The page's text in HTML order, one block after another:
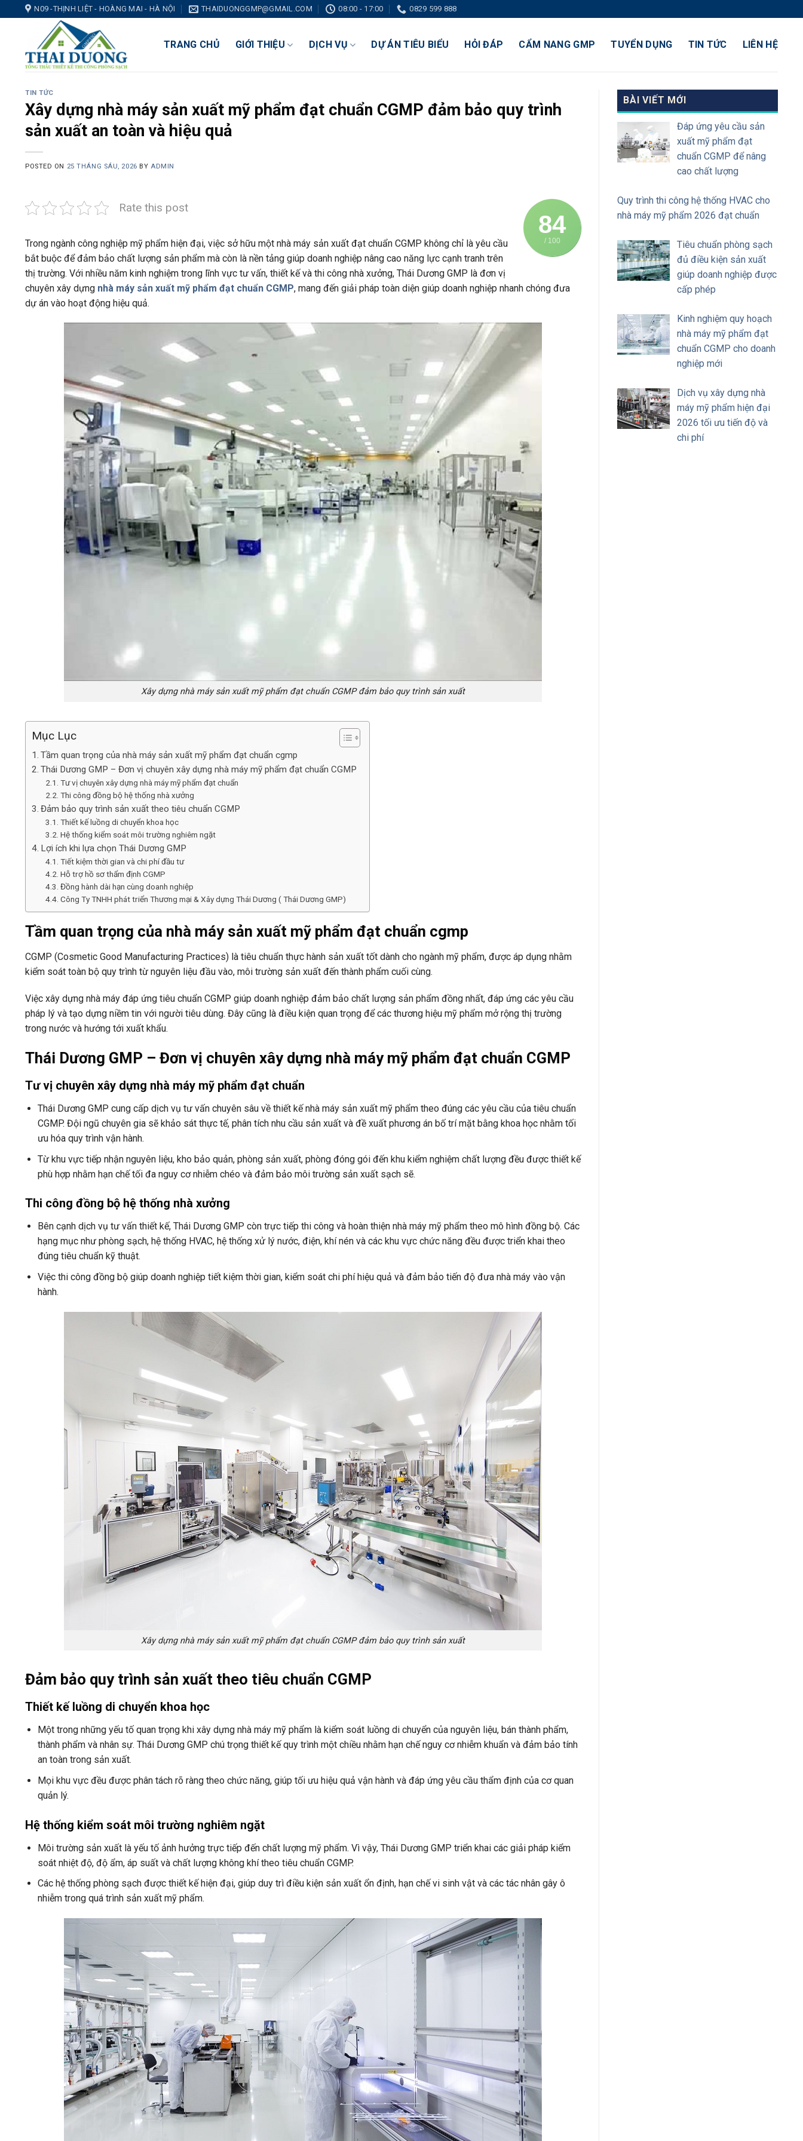
N09 -THỊNH LIỆT - HOÀNG MAI - HÀ NỘI THAIDUONGGMP@GMAIL.COM 08:00 - 17:00 0829 599 888
TRANG CHỦ GIỚI THIỆU DỊCH VỤ DỰ ÁN TIÊU BIỂU HỎI ĐÁP CẨM NANG GMP TUYỂN DỤNG TIN TỨC LIÊN HỆ
TIN TỨC
Xây dựng nhà máy sản xuất mỹ phẩm đạt chuẩn CGMP đảm bảo quy trình
sản xuất an toàn và hiệu quả
POSTED ON 25 THÁNG SÁU, 2026 BY ADMIN
84
/ 100
Rate this post
Trong ngành công nghiệp mỹ phẩm hiện đại, việc sở hữu một nhà máy sản xuất đạt chuẩn CGMP không chỉ là yêu cầu
bắt buộc để đảm bảo chất lượng sản phẩm mà còn là nền tảng giúp doanh nghiệp nâng cao năng lực cạnh tranh trên
thị trường. Với nhiều năm kinh nghiệm trong lĩnh vực tư vấn, thiết kế và thi công nhà xưởng, Thái Dương GMP là đơn vị
chuyên xây dựng nhà máy sản xuất mỹ phẩm đạt chuẩn CGMP, mang đến giải pháp toàn diện giúp doanh nghiệp nhanh chóng đưa
dự án vào hoạt động hiệu quả.
Xây dựng nhà máy sản xuất mỹ phẩm đạt chuẩn CGMP đảm bảo quy trình sản xuất
Mục Lục
Tầm quan trọng của nhà máy sản xuất mỹ phẩm đạt chuẩn cgmp
Thái Dương GMP – Đơn vị chuyên xây dựng nhà máy mỹ phẩm đạt chuẩn CGMP
Tư vị chuyên xây dựng nhà máy mỹ phẩm đạt chuẩn
Thi công đồng bộ hệ thống nhà xưởng
Đảm bảo quy trình sản xuất theo tiêu chuẩn CGMP
Thiết kế luồng di chuyển khoa học
Hệ thống kiểm soát môi trường nghiêm ngặt
Lợi ích khi lựa chọn Thái Dương GMP
Tiết kiệm thời gian và chi phí đầu tư
Hỗ trợ hồ sơ thẩm định CGMP
Đồng hành dài hạn cùng doanh nghiệp
Công Ty TNHH phát triển Thương mại & Xây dựng Thái Dương ( Thái Dương GMP)
Tầm quan trọng của nhà máy sản xuất mỹ phẩm đạt chuẩn cgmp
CGMP (Cosmetic Good Manufacturing Practices) là tiêu chuẩn thực hành sản xuất tốt dành cho ngành mỹ phẩm, được áp dụng nhằm
kiểm soát toàn bộ quy trình từ nguyên liệu đầu vào, môi trường sản xuất đến thành phẩm cuối cùng.
Việc xây dựng nhà máy đáp ứng tiêu chuẩn CGMP giúp doanh nghiệp đảm bảo chất lượng sản phẩm đồng nhất, đáp ứng các yêu cầu
pháp lý và tạo dựng niềm tin với người tiêu dùng. Đây cũng là điều kiện quan trọng để các thương hiệu mỹ phẩm mở rộng thị trường
trong nước và hướng tới xuất khẩu.
Thái Dương GMP – Đơn vị chuyên xây dựng nhà máy mỹ phẩm đạt chuẩn CGMP
Tư vị chuyên xây dựng nhà máy mỹ phẩm đạt chuẩn
Thái Dương GMP cung cấp dịch vụ tư vấn chuyên sâu về thiết kế nhà máy sản xuất mỹ phẩm theo đúng các yêu cầu của tiêu chuẩn
CGMP. Đội ngũ chuyên gia sẽ khảo sát thực tế, phân tích nhu cầu sản xuất và đề xuất phương án bố trí mặt bằng khoa học nhằm tối
ưu hóa quy trình vận hành.
Từ khu vực tiếp nhận nguyên liệu, kho bảo quản, phòng sản xuất, phòng đóng gói đến khu kiểm nghiệm chất lượng đều được thiết kế
phù hợp nhằm hạn chế tối đa nguy cơ nhiễm chéo và đảm bảo môi trường sản xuất sạch sẽ.
Thi công đồng bộ hệ thống nhà xưởng
Bên cạnh dịch vụ tư vấn thiết kế, Thái Dương GMP còn trực tiếp thi công và hoàn thiện nhà máy mỹ phẩm theo mô hình đồng bộ. Các
hạng mục như phòng sạch, hệ thống HVAC, hệ thống xử lý nước, điện, khí nén và các khu vực chức năng đều được triển khai theo
đúng tiêu chuẩn kỹ thuật.
Việc thi công đồng bộ giúp doanh nghiệp tiết kiệm thời gian, kiểm soát chi phí hiệu quả và đảm bảo tiến độ đưa nhà máy vào vận
hành.
Xây dựng nhà máy sản xuất mỹ phẩm đạt chuẩn CGMP đảm bảo quy trình sản xuất
Đảm bảo quy trình sản xuất theo tiêu chuẩn CGMP
Thiết kế luồng di chuyển khoa học
Một trong những yếu tố quan trọng khi xây dựng nhà máy mỹ phẩm là kiểm soát luồng di chuyển của nguyên liệu, bán thành phẩm,
thành phẩm và nhân sự. Thái Dương GMP chú trọng thiết kế quy trình một chiều nhằm hạn chế nguy cơ nhiễm khuẩn và đảm bảo tính
an toàn trong sản xuất.
Mọi khu vực đều được phân tách rõ ràng theo chức năng, giúp tối ưu hiệu quả vận hành và đáp ứng yêu cầu thẩm định của cơ quan
quản lý.
Hệ thống kiểm soát môi trường nghiêm ngặt
Môi trường sản xuất là yếu tố ảnh hưởng trực tiếp đến chất lượng mỹ phẩm. Vì vậy, Thái Dương GMP triển khai các giải pháp kiểm
soát nhiệt độ, độ ẩm, áp suất và chất lượng không khí theo tiêu chuẩn CGMP.
Các hệ thống phòng sạch được thiết kế hiện đại, giúp duy trì điều kiện sản xuất ổn định, hạn chế vi sinh vật và các tác nhân gây ô
nhiễm trong quá trình sản xuất mỹ phẩm.
BÀI VIẾT MỚI
Đáp ứng yêu cầu sản
xuất mỹ phẩm đạt
chuẩn CGMP để nâng
cao chất lượng
Quy trình thi công hệ thống HVAC cho
nhà máy mỹ phẩm 2026 đạt chuẩn
Tiêu chuẩn phòng sạch
đủ điều kiện sản xuất
giúp doanh nghiệp được
cấp phép
Kinh nghiệm quy hoạch
nhà máy mỹ phẩm đạt
chuẩn CGMP cho doanh
nghiệp mới
Dịch vụ xây dựng nhà
máy mỹ phẩm hiện đại
2026 tối ưu tiến độ và
chi phí